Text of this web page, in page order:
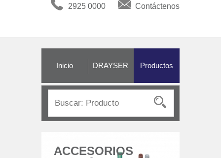
Contáctenos
2925 0000
Inicio DRAYSER Productos
ACCESORIOS